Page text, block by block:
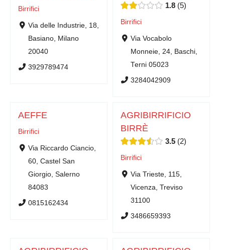
Birrifici
Via delle Industrie, 18,
Basiano, Milano
20040
3929789474
1.8 5
Birrifici
Via Vocabolo
Monneie, 24, Baschi,
Terni 05023
3284042909
AEFFE
Birrifici
Via Riccardo Ciancio,
60, Castel San
Giorgio, Salerno
84083
0815162434
AGRIBIRRIFICIO
BIRRÈ
3.5 2
Birrifici
Via Trieste, 115,
Vicenza, Treviso
31100
3486659393